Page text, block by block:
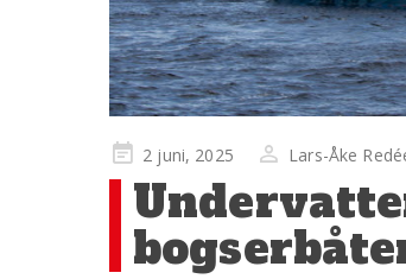
Publicerad
på
2 juni, 2025 Lars-Åke